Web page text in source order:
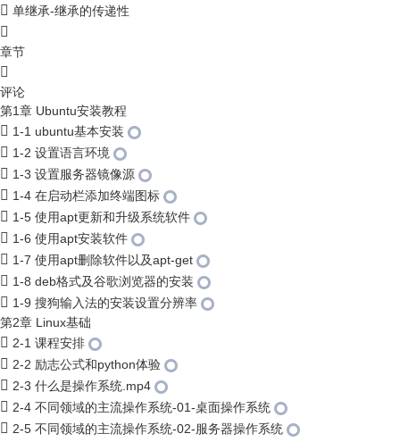
单继承-继承的传递性
章节
评论
第1章 Ubuntu安装教程
1-1 ubuntu基本安装
1-2 设置语言环境
1-3 设置服务器镜像源
1-4 在启动栏添加终端图标
1-5 使用apt更新和升级系统软件
1-6 使用apt安装软件
1-7 使用apt删除软件以及apt-get
1-8 deb格式及谷歌浏览器的安装
1-9 搜狗输入法的安装设置分辨率
第2章 Linux基础
2-1 课程安排
2-2 励志公式和python体验
2-3 什么是操作系统.mp4
2-4 不同领域的主流操作系统-01-桌面操作系统
2-5 不同领域的主流操作系统-02-服务器操作系统